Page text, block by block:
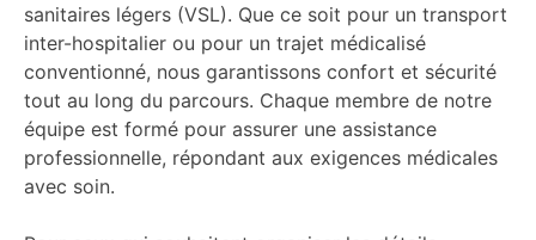
sanitaires légers (VSL). Que ce soit pour un transport
inter-hospitalier ou pour un trajet médicalisé
conventionné, nous garantissons confort et sécurité
tout au long du parcours. Chaque membre de notre
équipe est formé pour assurer une assistance
professionnelle, répondant aux exigences médicales
avec soin.